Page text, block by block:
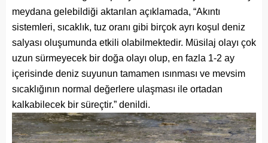
meydana gelebildiği aktarılan açıklamada, “Akıntı
sistemleri, sıcaklık, tuz oranı gibi birçok ayrı koşul deniz
salyası oluşumunda etkili olabilmektedir. Müsilaj olayı çok
uzun sürmeyecek bir doğa olayı olup, en fazla 1-2 ay
içerisinde deniz suyunun tamamen ısınması ve mevsim
sıcaklığının normal değerlere ulaşması ile ortadan
kalkabilecek bir süreçtir.” denildi.